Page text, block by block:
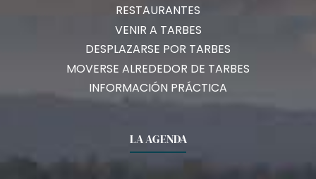
RESTAURANTES
VENIR A TARBES
DESPLAZARSE POR TARBES
MOVERSE ALREDEDOR DE TARBES
INFORMACIÓN PRÁCTICA
LA AGENDA